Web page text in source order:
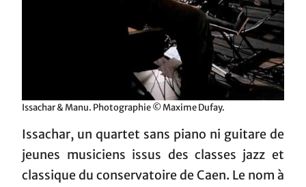
Issachar & Manu. Photographie © Maxime Dufay.
Issachar, un quartet sans piano ni guitare de
jeunes musiciens issus des classes jazz et
classique du conservatoire de Caen. Le nom à